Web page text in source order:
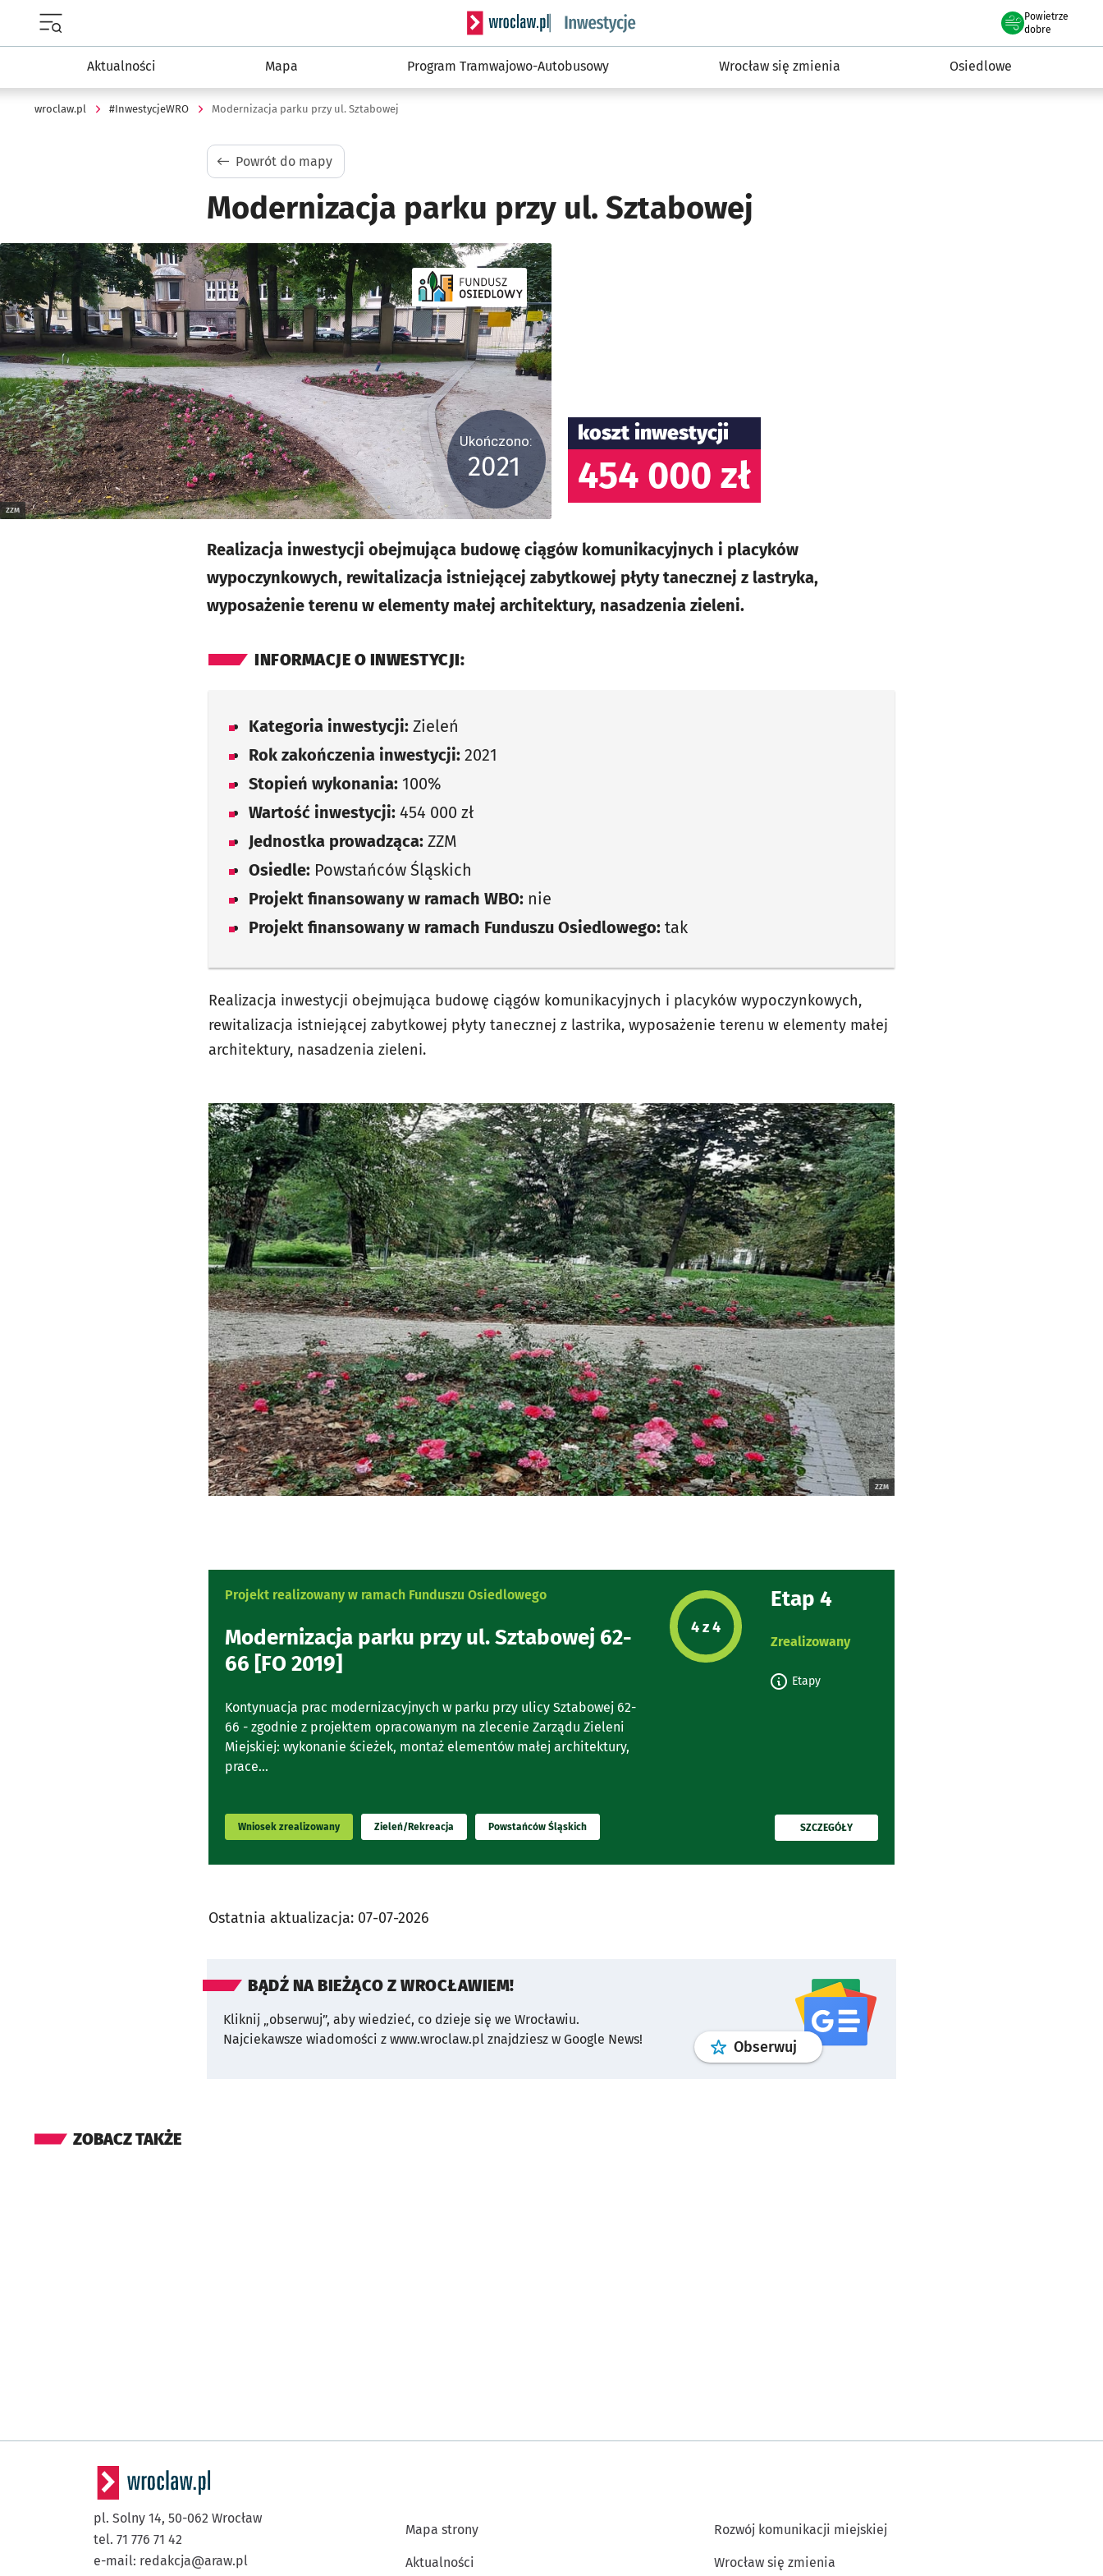
Serwis informacyjny wroclaw.pl podserwis: #InwestycjeWRO - miejskie inwestycje 2019-2032
Powietrze
we Wrocławiu
dobre
Aktualności Mapa Program Tramwajowo-Autobusowy Wrocław się zmienia Osiedlowe
wroclaw.pl #InwestycjeWRO Modernizacja parku przy ul. Sztabowej
Powrót do mapy
Modernizacja parku przy ul. Sztabowej
Kliknij, aby powiększyć
ZZM
Ukończono:
2021
koszt inwestycji
454 000 zł
Realizacja inwestycji obejmująca budowę ciągów komunikacyjnych i placyków
wypoczynkowych, rewitalizacja istniejącej zabytkowej płyty tanecznej z lastryka,
wyposażenie terenu w elementy małej architektury, nasadzenia zieleni.
INFORMACJE O INWESTYCJI:
Kategoria inwestycji: Zieleń
Rok zakończenia inwestycji: 2021
Stopień wykonania: 100%
Wartość inwestycji: 454 000 zł
Jednostka prowadząca: ZZM
Osiedle: Powstańców Śląskich
Projekt finansowany w ramach WBO: nie
Projekt finansowany w ramach Funduszu Osiedlowego: tak
Realizacja inwestycji obejmująca budowę ciągów komunikacyjnych i placyków wypoczynkowych,
rewitalizacja istniejącej zabytkowej płyty tanecznej z lastrika, wyposażenie terenu w elementy małej
architektury, nasadzenia zieleni.
ZZM
Projekt realizowany w ramach Funduszu Osiedlowego
Modernizacja parku przy ul. Sztabowej 62-
66 [FO 2019]
Kontynuacja prac modernizacyjnych w parku przy ulicy Sztabowej 62-
66 - zgodnie z projektem opracowanym na zlecenie Zarządu Zieleni
Miejskiej: wykonanie ścieżek, montaż elementów małej architektury,
prace...
Etap projektu:
4 z 4
Etap 4
Zrealizowany
Etapy
Wniosek zrealizowany Zieleń/Rekreacja Powstańców Śląskich PRZECZYTAJ
SZCZEGÓŁY
Ostatnia aktualizacja: 07-07-2026
BĄDŹ NA BIEŻĄCO Z WROCŁAWIEM!
Kliknij „obserwuj”, aby wiedzieć, co dzieje się we Wrocławiu.
Najciekawsze wiadomości z www.wroclaw.pl znajdziesz w Google News!
Obserwuj profilgoogle news
ZOBACZ TAKŻE
pl. Solny 14, 50-062 Wrocław
tel. 71 776 71 42
e-mail: redakcja@araw.pl
Mapa strony
Aktualności
Rozwój komunikacji miejskiej
Wrocław się zmienia